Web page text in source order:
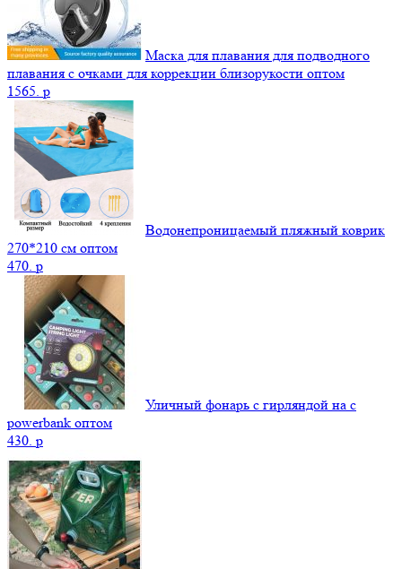
Маска для плавания для подводного
плавания с очками для коррекции близорукости оптом
1565. p
Водонепроницаемый пляжный коврик
270*210 см оптом
470. p
Уличный фонарь с гирляндой на с
powerbank оптом
430. p